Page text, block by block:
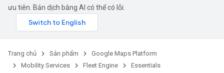
ưu tiên. Bản dịch bằng AI có thể có lỗi.
Trang chủ Sản phẩm
Google Maps Platform
Mobility Services
Fleet Engine
Essentials